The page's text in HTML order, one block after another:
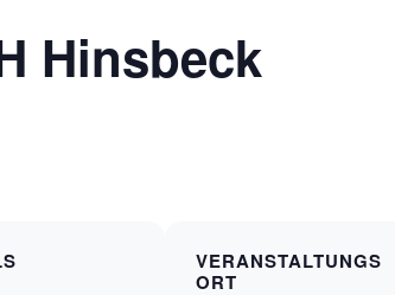
Hinsbeck
VERANSTALTUNGS
ORT